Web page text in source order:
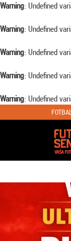
Warning: Undefined
Warning: Undefined
Warning: Undefined
Warning: Undefined
Warning: Undefined
: Attempt to